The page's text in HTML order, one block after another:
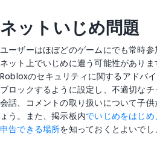
ネットいじめ問題
ユーザーはほぼどのゲームにでも常時参
ネット上でいじめに遭う可能性がありま
Robloxのセキュリティに関するアドバ
ブロックするように設定し、不適切な
会話、コメントの取り扱いについて子
ょう。また、掲示板内でいじめをはじ
申告できる場所を知っておくとよいでし